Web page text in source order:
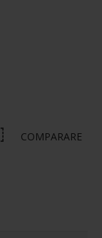
COMPARARE